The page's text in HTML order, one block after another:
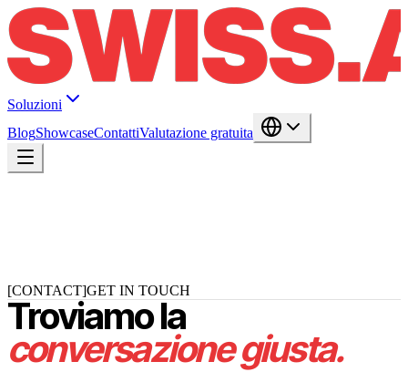
Soluzioni
BlogShowcaseContattiValutazione gratuita
[CONTACT]GET IN TOUCH
Troviamo la
conversazione giusta.